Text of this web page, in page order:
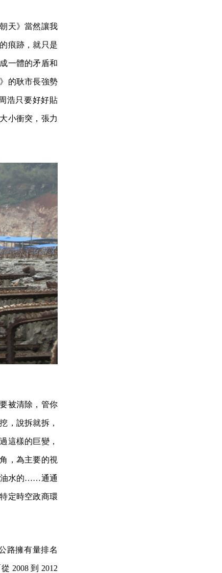
天》當然讓我
痕跡，就只是
一體的矛盾和
的耿市長強勢
浩只要好好貼
小衝突，張力
被清除，管你
，說拆就拆，
這樣的巨變，
，為主要的視
油水的……通通
定時空政商環
路擁有量排名
2008 到 2012